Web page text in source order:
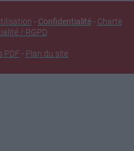
- Confidentialité- Charte
/ RGPD
PDF - Plan du site